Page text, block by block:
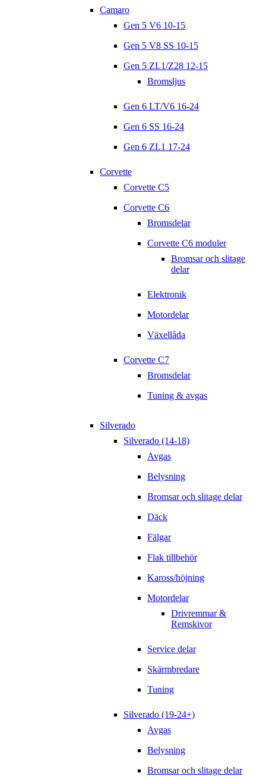
Camaro
Gen 5 V6 10-15
Gen 5 V8 SS 10-15
Gen 5 ZL1/Z28 12-15
Bromsljus
Gen 6 LT/V6 16-24
Gen 6 SS 16-24
Gen 6 ZL1 17-24
Corvette
Corvette C5
Corvette C6
Bromsdelar
Corvette C6 moduler
Bromsar och slitage
delar
Elektronik
Motordelar
Växellåda
Corvette C7
Bromsdelar
Tuning & avgas
Silverado
Silverado (14-18)
Avgas
Belysning
Bromsar och slitage delar
Däck
Fälgar
Flak tillbehör
Kaross/höjning
Motordelar
Drivremmar &
Remskivor
Service delar
Skärmbredare
Tuning
Silverado (19-24+)
Avgas
Belysning
Bromsar och slitage delar